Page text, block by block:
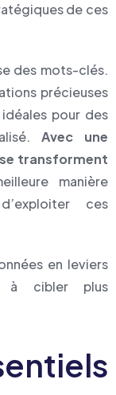
de ces
des mots-clés.
précieuses
pour des
Avec une
transforment
manière
ces
en leviers
à cibler plus